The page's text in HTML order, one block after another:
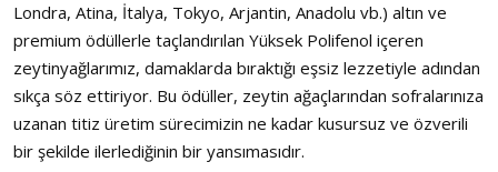
Londra, Atina, İtalya, Tokyo, Arjantin, Anadolu vb.) altın ve
premium ödüllerle taçlandırılan Yüksek Polifenol içeren
zeytinyağlarımız, damaklarda bıraktığı eşsiz lezzetiyle adından
sıkça söz ettiriyor. Bu ödüller, zeytin ağaçlarından sofralarınıza
uzanan titiz üretim sürecimizin ne kadar kusursuz ve özverili
bir şekilde ilerlediğinin bir yansımasıdır.